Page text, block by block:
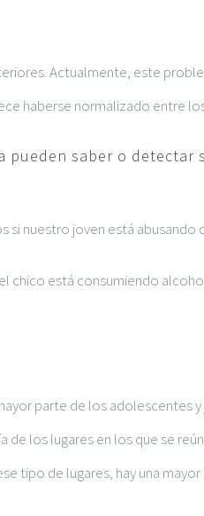
Actualmente, este
haberse normalizado entre
saber o detectar
si nuestro joven está abusando
chico está consumiendo
parte de los adolescentes
los lugares en los que se
tipo de lugares, hay una